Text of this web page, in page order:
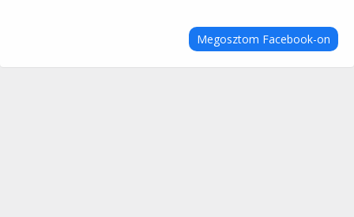
Megosztom Facebook-on